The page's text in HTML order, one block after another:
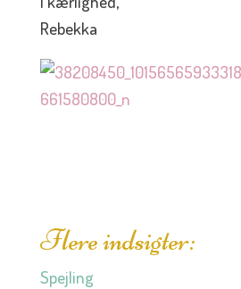
Rebekka
Flere indsigter:
Spejling